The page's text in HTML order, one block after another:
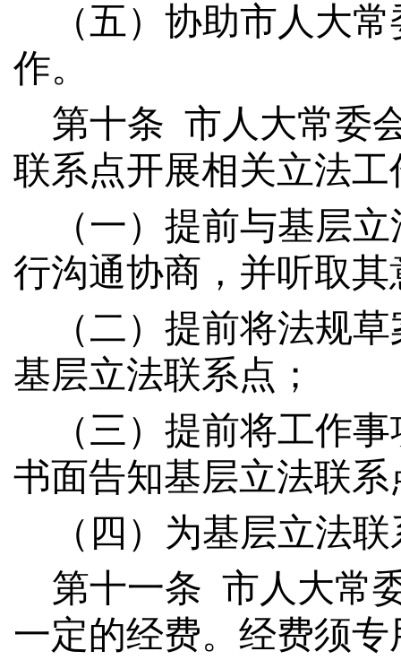
（五）协助市人大
作。
第十条 市人大常委
联系点开展相关立法
（一）提前与基层
行沟通协商，并听取其
（二）提前将法规
基层立法联系点；
（三）提前将工作
书面告知基层立法联系
（四）为基层立法
第十一条 市人大常
一定的经费。经费须